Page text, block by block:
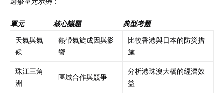
單元 核心議題
典型考題
天氣與氣
候
熱帶氣旋成因與影
響
比較香港與日本的防災措
施
珠江三角
洲
區域合作與競爭
分析港珠澳大橋的經濟效
益